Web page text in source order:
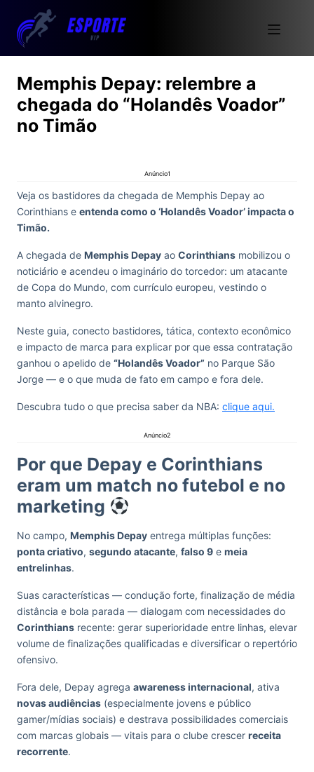
Memphis Depay: relembre a
chegada do “Holandês Voador”
no Timão
Anúncio1
Veja os bastidores da chegada de Memphis Depay ao
Corinthians e entenda como o ‘Holandês Voador’ impacta o
Timão.
A chegada de Memphis Depay ao Corinthians mobilizou o
noticiário e acendeu o imaginário do torcedor: um atacante
de Copa do Mundo, com currículo europeu, vestindo o
manto alvinegro.
Neste guia, conecto bastidores, tática, contexto econômico
e impacto de marca para explicar por que essa contratação
ganhou o apelido de “Holandês Voador” no Parque São
Jorge — e o que muda de fato em campo e fora dele.
Descubra tudo o que precisa saber da NBA: clique aqui.
Anúncio2
Por que Depay e Corinthians
eram um match no futebol e no
marketing
No campo, Memphis Depay entrega múltiplas funções:
ponta criativo, segundo atacante, falso 9 e meia
entrelinhas.
Suas características — condução forte, finalização de média
distância e bola parada — dialogam com necessidades do
Corinthians recente: gerar superioridade entre linhas, elevar
volume de finalizações qualificadas e diversificar o repertório
ofensivo.
Fora dele, Depay agrega awareness internacional, ativa
novas audiências (especialmente jovens e público
gamer/mídias sociais) e destrava possibilidades comerciais
com marcas globais — vitais para o clube crescer receita
recorrente.